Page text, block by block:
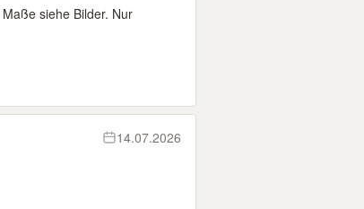
siehe Bilder. Nur
14.07.2026